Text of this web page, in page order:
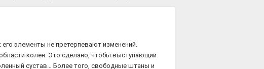
элементы не претерпевают изменений.
колен. Это сделано, чтобы выступающий
сустав… Более того, свободные штаны и